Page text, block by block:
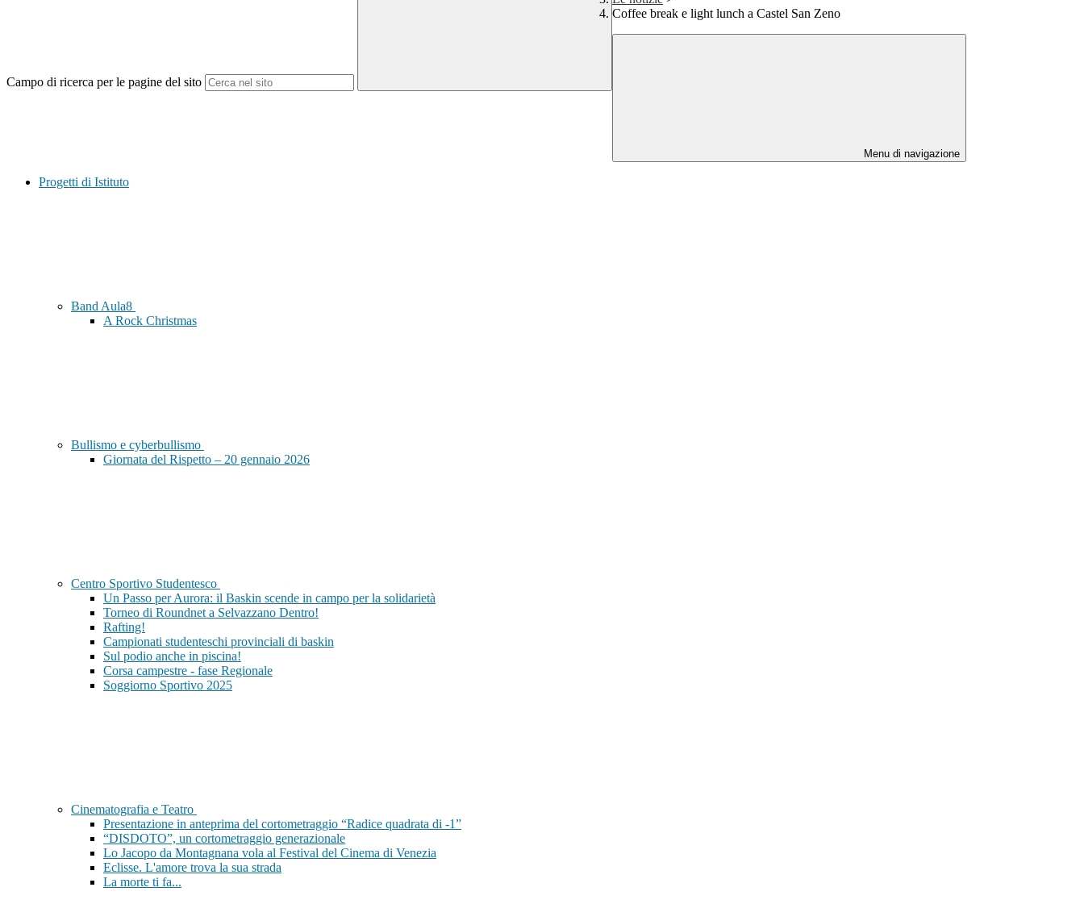
Campo di ricerca per le pagine del sito
Coffee break e light lunch a Castel San Zeno
Menu di navigazione
Progetti di Istituto
Band Aula8
A Rock Christmas
Bullismo e cyberbullismo
Giornata del Rispetto – 20 gennaio 2026
Centro Sportivo Studentesco
Un Passo per Aurora: il Baskin scende in campo per la solidarietà
Torneo di Roundnet a Selvazzano Dentro!
Rafting!
Campionati studenteschi provinciali di baskin
Sul podio anche in piscina!
Corsa campestre - fase Regionale
Soggiorno Sportivo 2025
Cinematografia e Teatro
Presentazione in anteprima del cortometraggio “Radice quadrata di -1”
“DISDOTO”, un cortometraggio generazionale
Lo Jacopo da Montagnana vola al Festival del Cinema di Venezia
Eclisse. L'amore trova la sua strada
La morte ti fa...